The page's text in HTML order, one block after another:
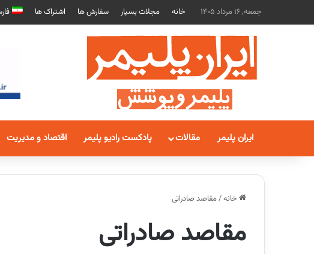
جمعه, 16 مرداد 1405 خانه مجلات بسپار سفارش ها اشتراک ها
ایران پلیمر مقالات پادکست رادیو پلیمر اقتصاد و مدیریت
خانه/مقاصد صادراتی
مقاصد صادراتی